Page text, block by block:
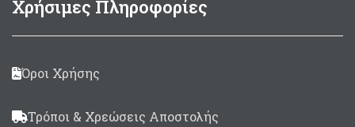
Χρήσιμες Πληροφορίες
Όροι Χρήσης
Τρόποι & Χρεώσεις Αποστολής